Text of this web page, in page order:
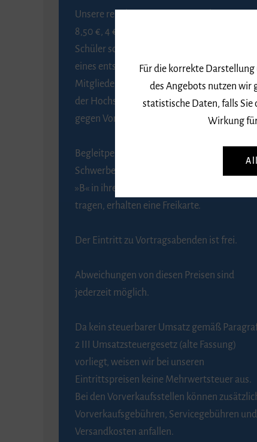
Unsere regulären Eintrittspreise betragen
8,50 €, 4 € ermäßigt für Schülerinnen und
Schüler sowie Studierende gegen Vorlage
eines entsprechenden Nachweises, 6 € für
Mitglieder der Gesellschaft zur Förderung
der Hochschule für Musik Freiburg e. V.
gegen Vorlage des Mitgliedsausweises.
Begleitpersonen von Menschen mit
Schwerbehinderung, die das Merkzeichen
»B« in ihrem Schwerbehindertenausweis
tragen, erhalten eine Freikarte.
Der Eintritt zu Vortragsabenden ist frei.
Abweichungen von diesen Preisen sind
jederzeit möglich.
Da kein steuerbarer Umsatz gemäß
2 III Umsatzsteuergesetz (alte Fassung)
vorliegt, weisen wir bei unseren
Eintrittspreisen keine Mehrwertsteuer aus.
Bei den Vorverkaufsstellen können
Vorverkaufsgebühren, Servicegebühren und
Versandkosten anfallen.
Für die korrekte
des Angebots nutzen wir
statistische Daten, falls
Wirkung